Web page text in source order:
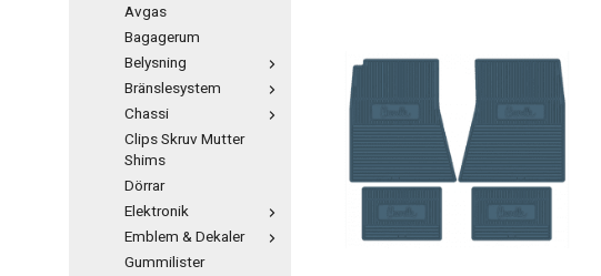
Avgas
Bagagerum
Belysning
Bränslesystem
Chassi
Clips Skruv Mutter
Shims
Dörrar
Elektronik
Emblem & Dekaler
Gummilister